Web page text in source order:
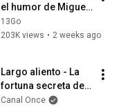
el humor de Miguel
Gila
13Go
203K views • 2 weeks ago
Largo aliento - La
fortuna secreta del
Cardenal Norberto
Canal Once